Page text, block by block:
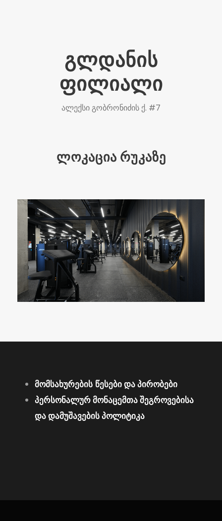
გლდანის
ფილიალი
ალექსი გობრონიძის ქ. #7
ლოკაცია რუკაზე
მომსახურების წესები და პირობები
პერსონალურ მონაცემთა შეგროვებისა
და დამუშავების პოლიტიკა